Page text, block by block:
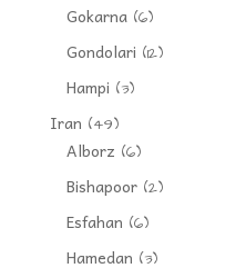
Gokarna(6)
Gondolari (12)
Hampi (3)
Iran (49)
Alborz (6)
Bishapoor(2)
Esfahan (6)
Hamedan (3)